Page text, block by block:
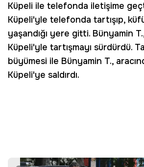
Küpeli ile telefonda iletişime
Küpeli'yle telefonda tartışıp,
yaşandığı yere gitti. Bünyamin
Küpeli'yle tartışmayı sürdürdü.
büyümesi ile Bünyamin T.,
Küpeli'ye saldırdı.